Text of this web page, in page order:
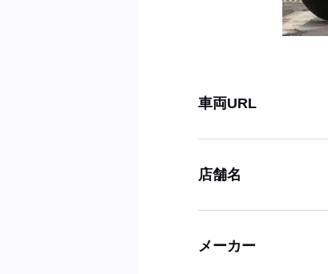
車両URL
店舗名
メーカー